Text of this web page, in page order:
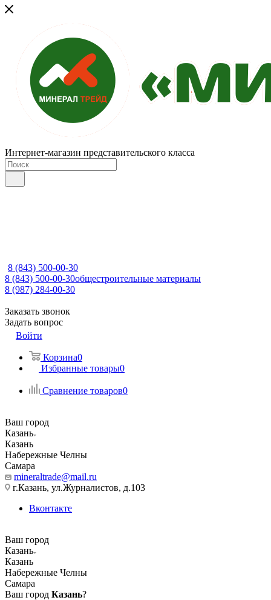
Интернет-магазин представительского класса
8 (843) 500-00-30
8 (843) 500-00-30общестроительные материалы
8 (987) 284-00-30
Заказать звонок
Задать вопрос
Войти
Корзина0
Избранные товары0
Сравнение товаров0
Ваш город
Казань
Казань
Набережные Челны
Самара
mineraltrade@mail.ru
г.Казань, ул.Журналистов, д.103
Вконтакте
Ваш город
Казань
Казань
Набережные Челны
Самара
Ваш город Казань?